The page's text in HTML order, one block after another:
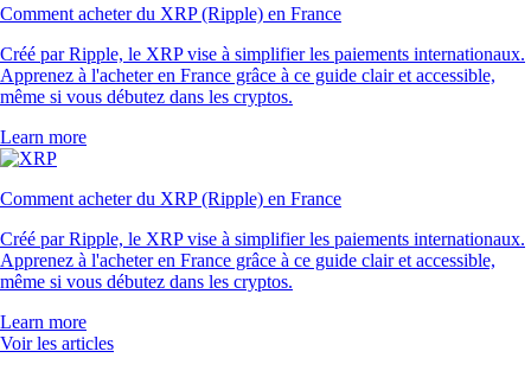
Comment acheter du XRP (Ripple) en France
Créé par Ripple, le XRP vise à simplifier les paiements internationaux.
Apprenez à l'acheter en France grâce à ce guide clair et accessible,
même si vous débutez dans les cryptos.
Learn more
Comment acheter du XRP (Ripple) en France
Créé par Ripple, le XRP vise à simplifier les paiements internationaux.
Apprenez à l'acheter en France grâce à ce guide clair et accessible,
même si vous débutez dans les cryptos.
Learn more
Voir les articles